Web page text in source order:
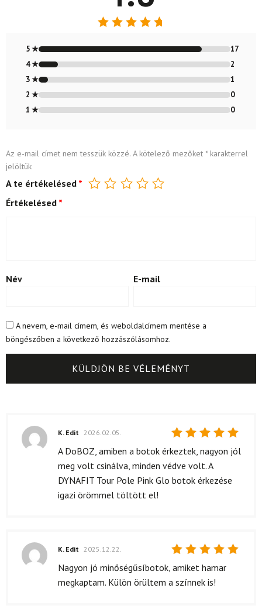
4.8/ 5
5 ★
17
4 ★
2
3 ★
1
2 ★
0
1 ★
0
Az e-mail címet nem tesszük közzé. A kötelező mezőket *karakterrel
jelöltük
A te értékelésed *
Értékelésed *
Név E-mail
A nevem, e-mail címem, és weboldalcímem mentése a
böngészőben a következő hozzászólásomhoz.
Értékelés:
/ 5
K. Edit 2026.02.05.
A DoBOZ, amiben a botok érkeztek, nagyon jól
meg volt csinálva, minden védve volt. A
DYNAFIT Tour Pole Pink Glo botok érkezése
igazi örömmel töltött el!
Értékelés:
K. Edit 2025.12.22.
Nagyon jó minőségűsíbotok, amiket hamar
megkaptam. Külön örültem a színnek is!